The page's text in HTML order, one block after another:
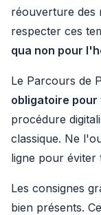
réouverture des
respecter ces
qua non pour
Le Parcours de
obligatoire pour
procédure
classique. Ne
ligne pour éviter
Les consignes
bien présents.